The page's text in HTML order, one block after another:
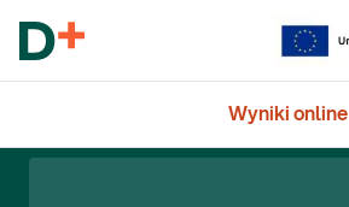
Wyniki online